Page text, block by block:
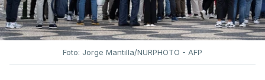
Foto: Jorge Mantilla/NURPHOTO - AFP